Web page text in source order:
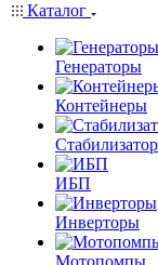
Каталог
Генераторы
Контейнеры
ИБП
Инверторы
Мотопомпы